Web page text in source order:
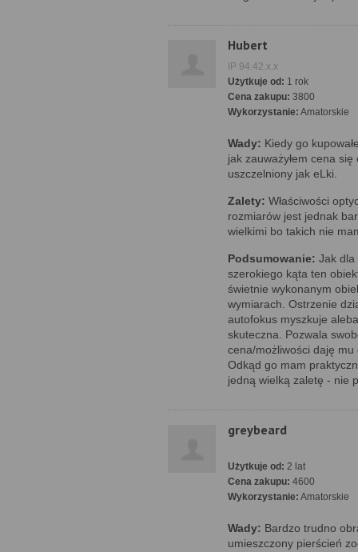
Hubert
IP 94.42.x.x
Użytkuje od: 1 rok
Cena zakupu: 3800
Wykorzystanie: Amatorskie
Wady: Kiedy go
jak zauważyłem cena się
uszczelniony jak eLki.
Zalety: Właściwości
rozmiarów jest jednak
wielkimi bo takich nie
Podsumowanie: Jak dla
szerokiego kąta ten
świetnie wykonanym
wymiarach. Ostrzenie
autofokus myszkuje
skuteczna. Pozwala
cena/możliwości daję mu
Odkąd go mam
jedną wielką zaletę - nie
greybeard
Użytkuje od: 2 lat
Cena zakupu: 4600
Wykorzystanie: Amatorskie
Wady: Bardzo trudno
umieszczony pierścień